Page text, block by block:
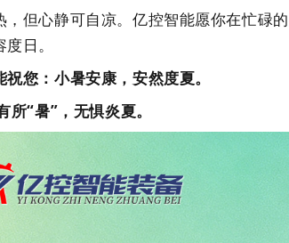
但心静可自凉。 亿控智能愿你在忙碌
日。
祝您：小暑安康，安然度夏。
“暑”，无惧炎夏。